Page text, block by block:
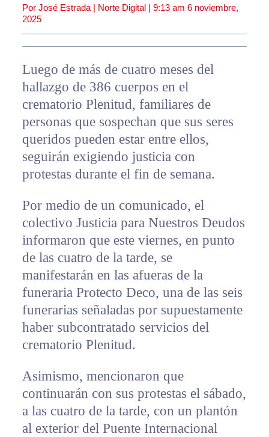
Por José Estrada | Norte Digital | 9:13 am 6 noviembre,
2025
Luego de más de cuatro meses del
hallazgo de 386 cuerpos en el
crematorio Plenitud, familiares de
personas que sospechan que sus seres
queridos pueden estar entre ellos,
seguirán exigiendo justicia con
protestas durante el fin de semana.
Por medio de un comunicado, el
colectivo Justicia para Nuestros Deudos
informaron que este viernes, en punto
de las cuatro de la tarde, se
manifestarán en las afueras de la
funeraria Protecto Deco, una de las seis
funerarias señaladas por supuestamente
haber subcontratado servicios del
crematorio Plenitud.
Asimismo, mencionaron que
continuarán con sus protestas el sábado,
a las cuatro de la tarde, con un plantón
al exterior del Puente Internacional